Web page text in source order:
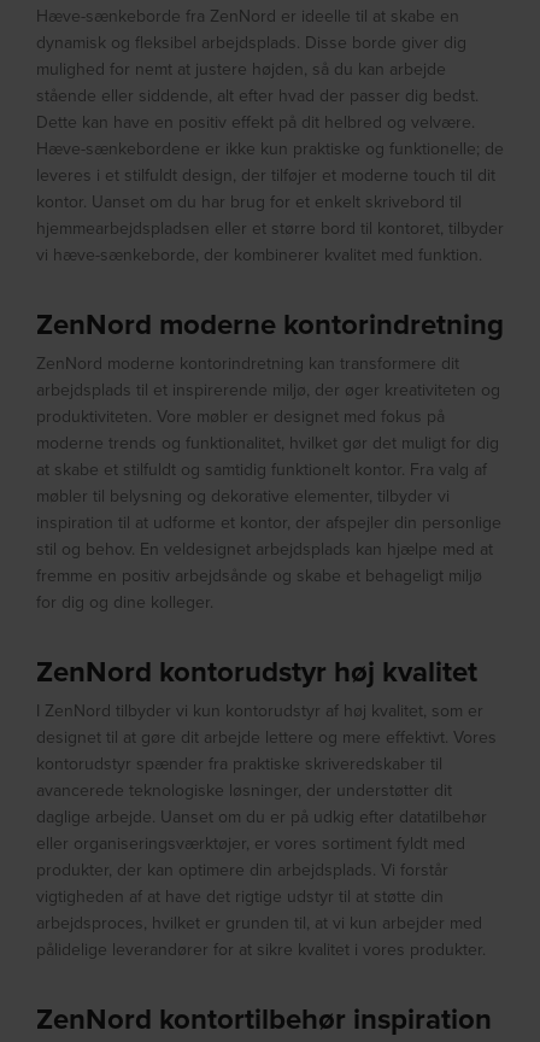
Hæve-sænkeborde fra ZenNord er ideelle til at skabe en
dynamisk og fleksibel arbejdsplads. Disse borde giver dig
mulighed for nemt at justere højden, så du kan arbejde
stående eller siddende, alt efter hvad der passer dig bedst.
Dette kan have en positiv effekt på dit helbred og velvære.
Hæve-sænkebordene er ikke kun praktiske og funktionelle; de
leveres i et stilfuldt design, der tilføjer et moderne touch til dit
kontor. Uanset om du har brug for et enkelt skrivebord til
hjemmearbejdspladsen eller et større bord til kontoret, tilbyder
vi hæve-sænkeborde, der kombinerer kvalitet med funktion.
ZenNord moderne kontorindretning
ZenNord moderne kontorindretning kan transformere dit
arbejdsplads til et inspirerende miljø, der øger kreativiteten og
produktiviteten. Vore møbler er designet med fokus på
moderne trends og funktionalitet, hvilket gør det muligt for dig
at skabe et stilfuldt og samtidig funktionelt kontor. Fra valg af
møbler til belysning og dekorative elementer, tilbyder vi
inspiration til at udforme et kontor, der afspejler din personlige
stil og behov. En veldesignet arbejdsplads kan hjælpe med at
fremme en positiv arbejdsånde og skabe et behageligt miljø
for dig og dine kolleger.
ZenNord kontorudstyr høj kvalitet
I ZenNord tilbyder vi kun kontorudstyr af høj kvalitet, som er
designet til at gøre dit arbejde lettere og mere effektivt. Vores
kontorudstyr spænder fra praktiske skriveredskaber til
avancerede teknologiske løsninger, der understøtter dit
daglige arbejde. Uanset om du er på udkig efter datatilbehør
eller organiseringsværktøjer, er vores sortiment fyldt med
produkter, der kan optimere din arbejdsplads. Vi forstår
vigtigheden af at have det rigtige udstyr til at støtte din
arbejdsproces, hvilket er grunden til, at vi kun arbejder med
pålidelige leverandører for at sikre kvalitet i vores produkter.
ZenNord kontortilbehør inspiration